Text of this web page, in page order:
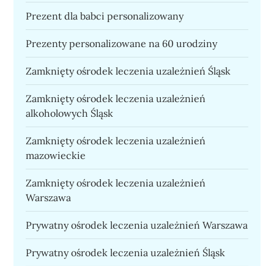
Prezent dla babci personalizowany
Prezenty personalizowane na 60 urodziny
Zamknięty ośrodek leczenia uzależnień Śląsk
Zamknięty ośrodek leczenia uzależnień
alkoholowych Śląsk
Zamknięty ośrodek leczenia uzależnień
mazowieckie
Zamknięty ośrodek leczenia uzależnień
Warszawa
Prywatny ośrodek leczenia uzależnień Warszawa
Prywatny ośrodek leczenia uzależnień Śląsk